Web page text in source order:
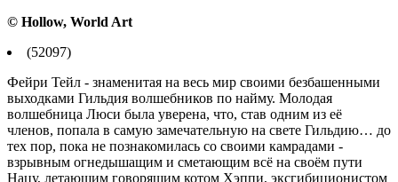
© Hollow, World Art
(52097)
Фейри Тейл - знаменитая на весь мир своими безбашенными
выходками Гильдия волшебников по найму. Молодая
волшебница Люси была уверена, что, став одним из её
членов, попала в самую замечательную на свете Гильдию… до
тех пор, пока не познакомилась со своими камрадами -
взрывным огнедышащим и сметающим всё на своём пути
Нацу, летающим говорящим котом Хэппи, эксгибиционистом